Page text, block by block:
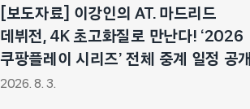
[보도자료] 이강인의 AT. 마드리드
데뷔전, 4K 초고화질로 만난다! ‘2026
쿠팡플레이 시리즈’ 전체 중계 일정 공개
2026. 8. 3.